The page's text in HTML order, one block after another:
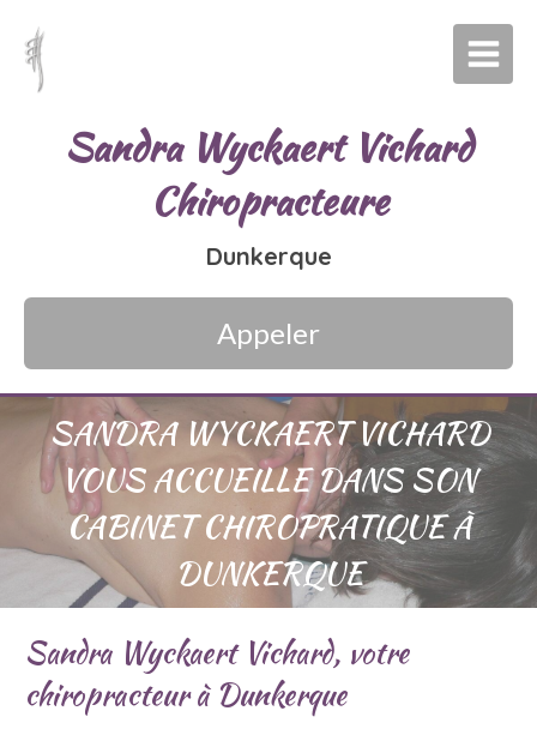
Sandra Wyckaert Vichard
Chiropracteure
Dunkerque
Appeler
SANDRA WYCKAERT VICHARD
VOUS ACCUEILLE DANS SON
CABINET CHIROPRATIQUE À
DUNKERQUE
Sandra Wyckaert Vichard, votre
chiropracteur à Dunkerque